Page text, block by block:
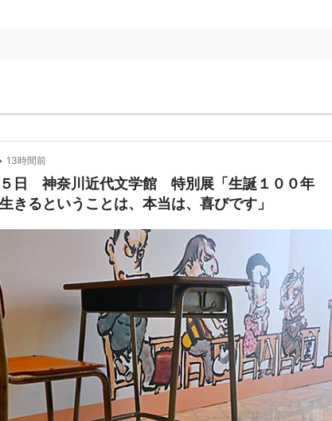
13時間前
５日 神奈川近代文学館 特別展「生誕１００年
るということは、本当は、喜びです」